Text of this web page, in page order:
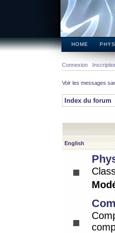
HOME
Connexion
Voir les messages
Index du forum
English